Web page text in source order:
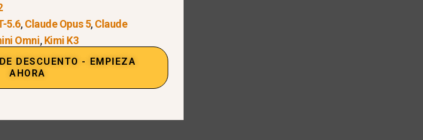
5.6,Claude Opus 5,Claude
Omni,Kimi K3
DESCUENTO - EMPIEZA
AHORA